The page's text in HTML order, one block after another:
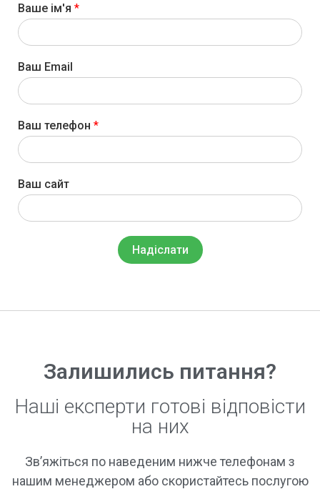
Ваше ім'я *
Ваш Email
Ваш телефон *
Ваш сайт
Надіслати
Залишились питання?
Наші експерти готові відповісти
на них
Зв’яжіться по наведеним нижче телефонам з
нашим менеджером або скористайтесь послугою